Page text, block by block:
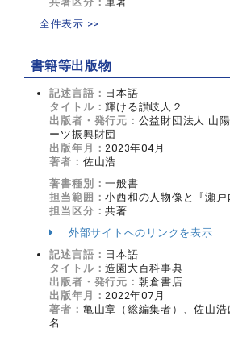
全件表示 >>
書籍等出版物
記述言語： 日本語
タイトル：輝ける讃岐人２
出版者・発行元： 公益財団法人 山
ーツ振興財団
出版年月： 2023年04月
著者： 佐山浩
著書種別：一般書
担当範囲：小西和の人物像と『瀬戸
担当区分：共著
外部サイトへのリンクを表示
記述言語： 日本語
タイトル：造園大百科事典
出版者・発行元： 朝倉書店
出版年月： 2022年07月
著者： 亀山章（総編集者）、佐山
名